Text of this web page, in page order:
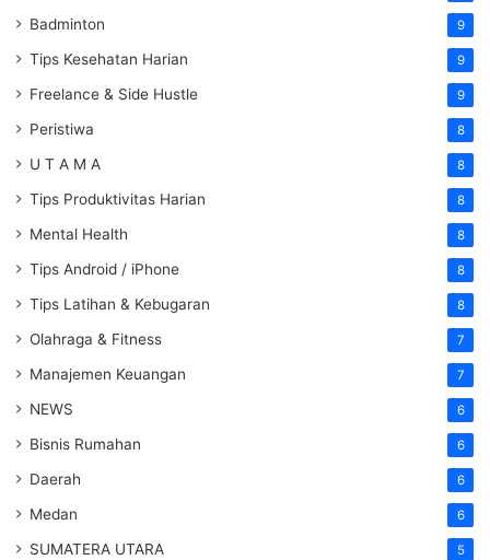
Badminton 9
Tips Kesehatan Harian 9
Freelance & Side Hustle 9
Peristiwa 8
U T A M A 8
Tips Produktivitas Harian 8
Mental Health 8
Tips Android / iPhone 8
Tips Latihan & Kebugaran 8
Olahraga & Fitness 7
Manajemen Keuangan 7
NEWS 6
Bisnis Rumahan 6
Daerah 6
Medan 6
SUMATERA UTARA 5